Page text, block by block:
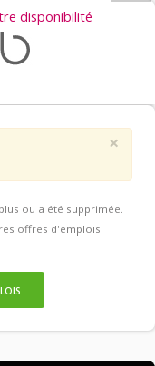
disponibilité
×
ou a été supprimée.
offres d'emplois.